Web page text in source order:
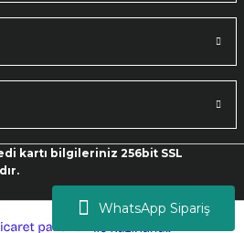
WhatsApp Sipariş
kartı bilgileriniz 256bit SSL